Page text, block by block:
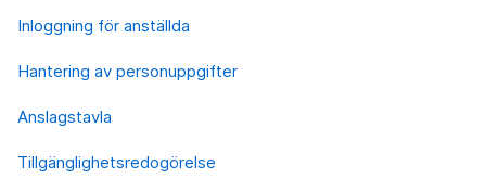
Inloggning för anställda
Hantering av personuppgifter
Anslagstavla
Tillgänglighetsredogörelse